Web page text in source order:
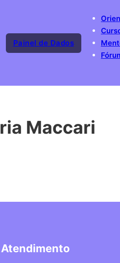
Painel de Dados
Maccari
Atendimento